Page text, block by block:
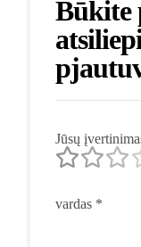
Būkite
Jūsų
vardas *